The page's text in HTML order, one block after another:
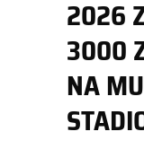
2026
3000
NA